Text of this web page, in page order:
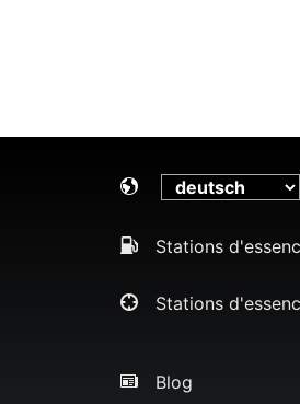
Stations
Stations
Blog